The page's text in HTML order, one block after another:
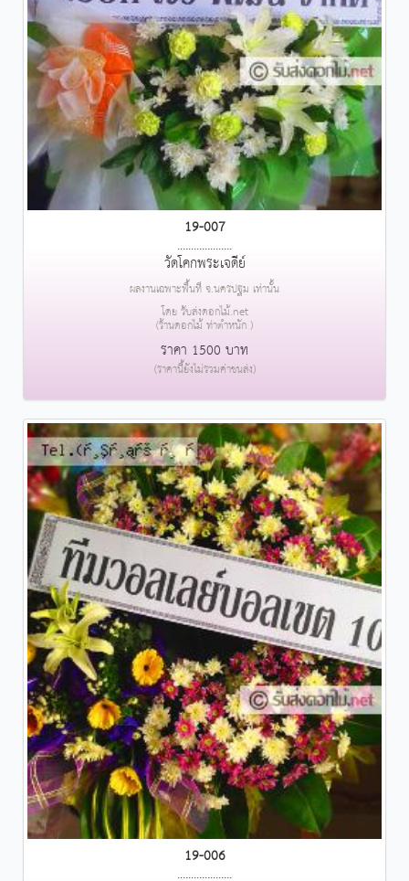
19-007
....................
วัดโคกพระเจดีย์
ผลงานเฉพาะพื้นที่ จ.นครปฐม เท่านั้น
โดย รับส่งดอกไม้.net
(ร้านดอกไม้ ท่าตำหนัก )
ราคา 1500 บาท
(ราคานี้ยังไม่รวมค่าขนส่ง)
19-006
....................